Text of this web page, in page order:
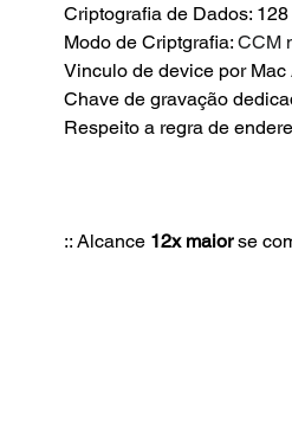
Criptografia de Dados:
Modo de Criptgrafia: CCM
Vinculo de device por Mac
Chave de gravação
Respeito a regra de
:: Alcance 12x maior se